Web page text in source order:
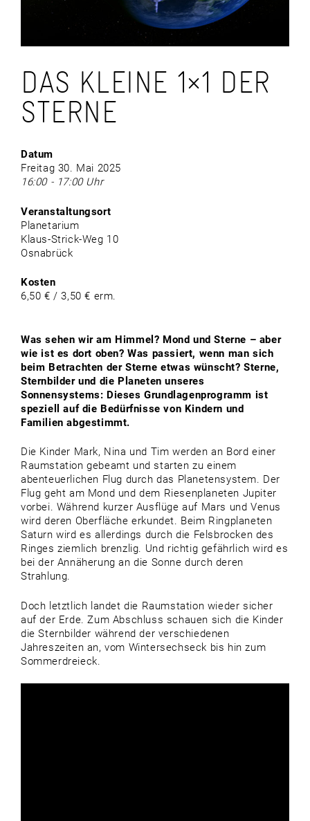
DAS KLEINE 1×1 DER
STERNE
Datum
Freitag 30. Mai 2025
16:00 - 17:00 Uhr
Veranstaltungsort
Planetarium
Klaus-Strick-Weg 10
Osnabrück
Kosten
6,50 € / 3,50 € erm.
Was sehen wir am Himmel? Mond und Sterne – aber
wie ist es dort oben? Was passiert, wenn man sich
beim Betrachten der Sterne etwas wünscht? Sterne,
Sternbilder und die Planeten unseres
Sonnensystems: Dieses Grundlagenprogramm ist
speziell auf die Bedürfnisse von Kindern und
Familien abgestimmt.
Die Kinder Mark, Nina und Tim werden an Bord einer
Raumstation gebeamt und starten zu einem
abenteuerlichen Flug durch das Planetensystem. Der
Flug geht am Mond und dem Riesenplaneten Jupiter
vorbei. Während kurzer Ausflüge auf Mars und Venus
wird deren Oberfläche erkundet. Beim Ringplaneten
Saturn wird es allerdings durch die Felsbrocken des
Ringes ziemlich brenzlig. Und richtig gefährlich wird es
bei der Annäherung an die Sonne durch deren
Strahlung.
Doch letztlich landet die Raumstation wieder sicher
auf der Erde. Zum Abschluss schauen sich die Kinder
die Sternbilder während der verschiedenen
Jahreszeiten an, vom Wintersechseck bis hin zum
Sommerdreieck.